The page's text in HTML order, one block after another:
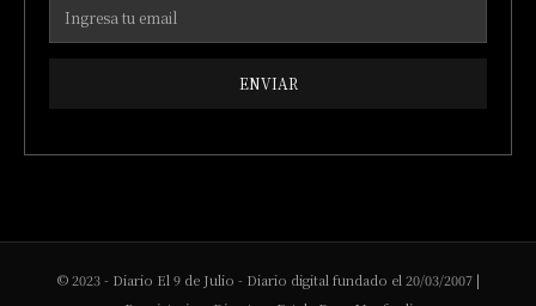
ENVIAR
© 2023 - Diario El 9 de Julio - Diario digital fundado el 20/03/2007 |